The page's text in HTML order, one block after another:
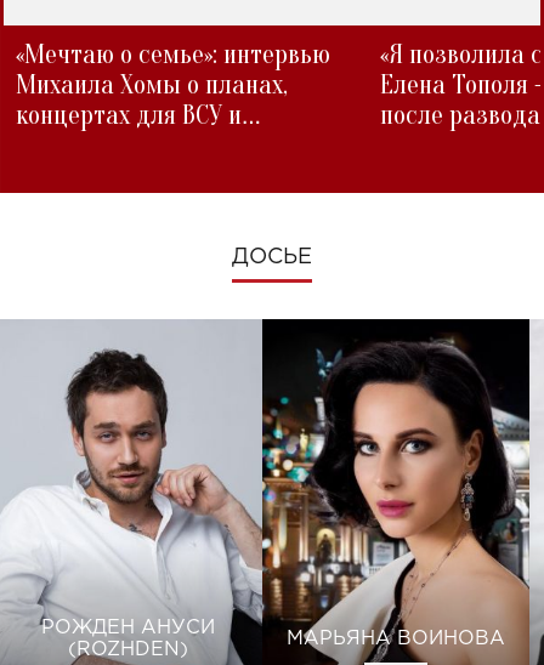
«Мечтаю о семье»: интервью
Михаила Хомы о планах,
концертах для ВСУ и
«Я позволила
Елена Тополя
после развода
ДОСЬЕ
РОЖДЕН АНУСИ
(ROZHDEN)
МАРЬЯНА ВОИНОВА